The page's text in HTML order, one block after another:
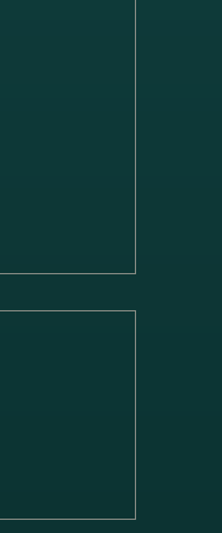
ブラーム